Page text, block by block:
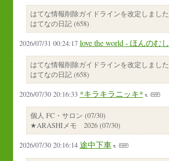
はてな情報削除ガイドラインを改定しました
はてなの日記 (658)
2026/07/31 00:24:17 love the world - ほんのむし
はてな情報削除ガイドラインを改定しました
はてなの日記 (658)
2026/07/30 20:16:33 *キラキラニッキ*
個人 FC・サロン (07/30)
★ARASHIメモ 2026 (07/30)
2026/07/30 20:16:14 途中下車